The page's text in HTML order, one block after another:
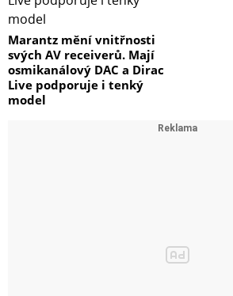
Marantz mění vnitřnosti
svých AV receiverů. Mají
osmikanálový DAC a Dirac
Live podporuje i tenký
model